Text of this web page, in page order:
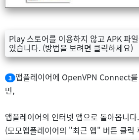
Play 스토어를 이용하지 않고 APK 파
있습니다. (방법을 보려면 클릭하세요)
3 앱플레이어에 OpenVPN Connect
면,
앱플레이어의 인터넷 앱으로 돌아옵니다.
(모모앱플레이어의 "최근 앱" 버튼 클릭